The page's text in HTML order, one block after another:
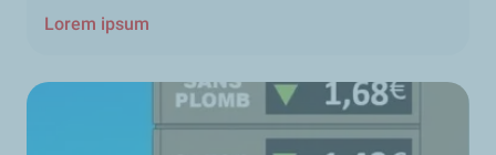
Lorem ipsum